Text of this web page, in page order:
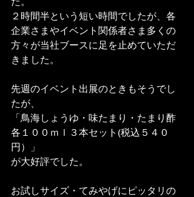
２時間半という短い時間でしたが、各
企業さまやイベント関係者さま多くの
方々が当社ブースに足を止めていただ
きました。
先週のイベント出展のときもそうでし
たが、
「鳥海しょうゆ・味たまり・たまり酢
各１００ｍｌ３本セット(税込５４０
円）」
が大好評でした。
お試しサイズ・てみやげにピッタリの